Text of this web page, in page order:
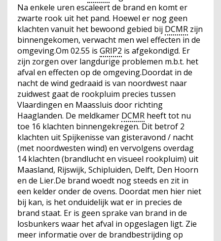
Na enkele uren escaleert de brand en komt er
zwarte rook uit het pand. Hoewel er nog geen
klachten vanuit het bewoond gebied bij DCMR zijn
binnengekomen, verwacht men wel effecten in de
omgeving.Om 02.55 is GRIP2 is afgekondigd. Er
zijn zorgen over langdurige problemen m.b.t. het
afval en effecten op de omgeving.Doordat in de
nacht de wind gedraaid is van noordwest naar
zuidwest gaat de rookpluim precies tussen
Vlaardingen en Maassluis door richting
Haaglanden. De meldkamer DCMR heeft tot nu
toe 16 klachten binnengekregen. Dit betrof 2
klachten uit Spijkenisse van gisteravond / nacht
(met noordwesten wind) en vervolgens overdag
14 klachten (brandlucht en visueel rookpluim) uit
Maasland, Rijswijk, Schipluiden, Delft, Den Hoorn
en de Lier.De brand woedt nog steeds en zit in
een kelder onder de ovens. Doordat men hier niet
bij kan, is het onduidelijk wat er in precies de
brand staat. Er is geen sprake van brand in de
losbunkers waar het afval in opgeslagen ligt. Zie
meer informatie over de brandbestrijding op